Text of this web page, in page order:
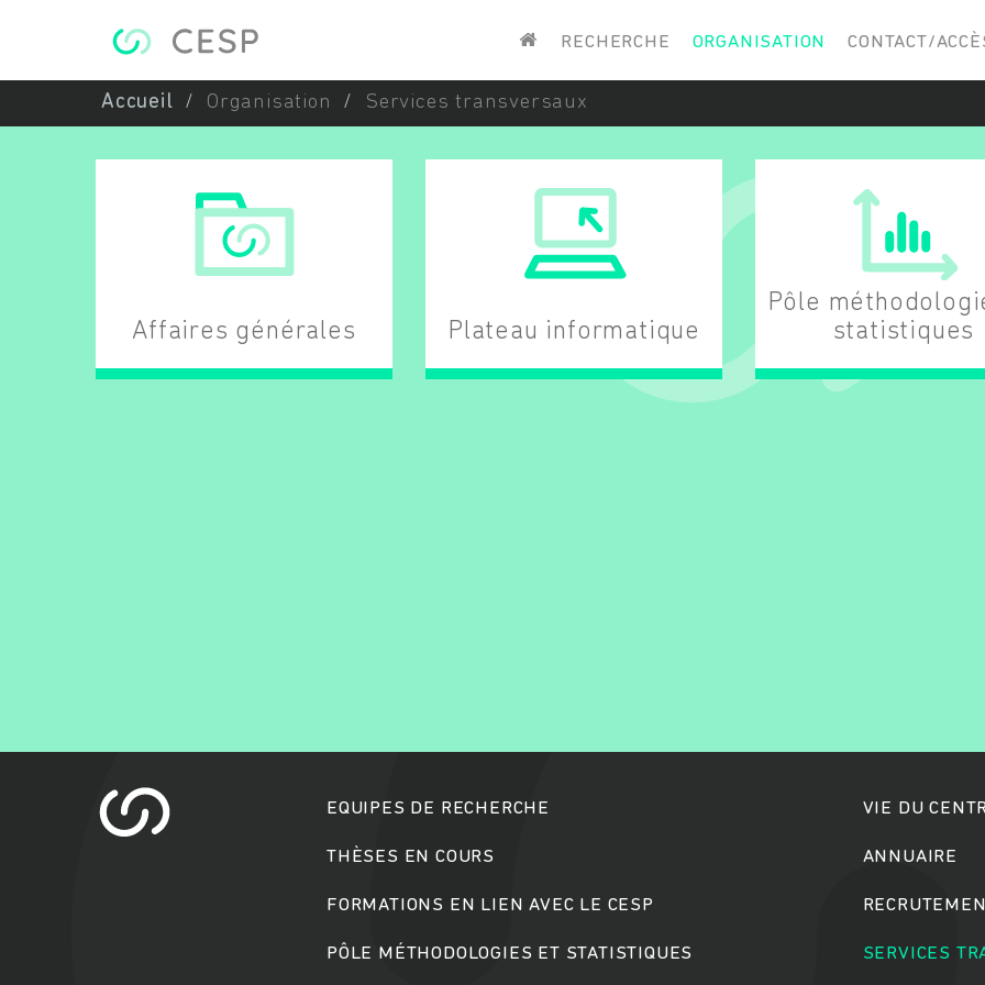
RECHERCHE ORGANISATION CONTACT/
Accueil Organisation Services transversaux
Affaires générales Plateau informatique
Pôle
statistiques
EQUIPES DE RECHERCHE
THÈSES EN COURS
FORMATIONS EN LIEN AVEC LE CESP
PÔLE MÉTHODOLOGIES ET STATISTIQUES
VIE DU
ANNUAIRE
SERVICES